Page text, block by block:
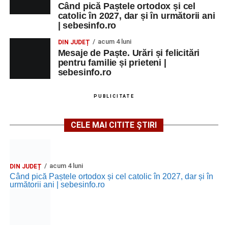
Când pică Paștele ortodox și cel
catolic în 2027, dar și în următorii ani
| sebesinfo.ro
DIN JUDEȚ acum 4 luni
Mesaje de Paște. Urări și felicitări
pentru familie și prieteni |
sebesinfo.ro
PUBLICITATE
CELE MAI CITITE ȘTIRI
DIN JUDEȚ acum 4 luni
Când pică Paștele ortodox și cel catolic în 2027, dar și în
următorii ani | sebesinfo.ro